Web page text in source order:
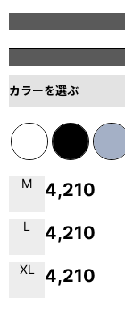
カラーを選ぶ
M 4,210
L 4,210
XL 4,210